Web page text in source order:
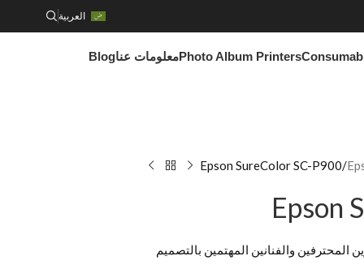
العربية
Photo Album Printersمعلومات عناBlog
Epson SureColor SC-P900
Epson